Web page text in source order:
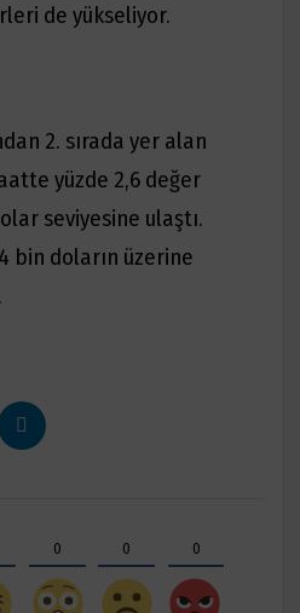
de yükseliyor.
2. sırada yer alan
yüzde 2,6 değer
seviyesine ulaştı.
bin doların üzerine
0 0 0